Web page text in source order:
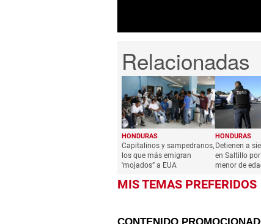
HONDURAS
Capitalinos y sampedranos,
los que más emigran
'mojados” a EUA
HONDURAS
Detienen a
en Saltillo
menor de
MIS TEMAS PREFERIDOS